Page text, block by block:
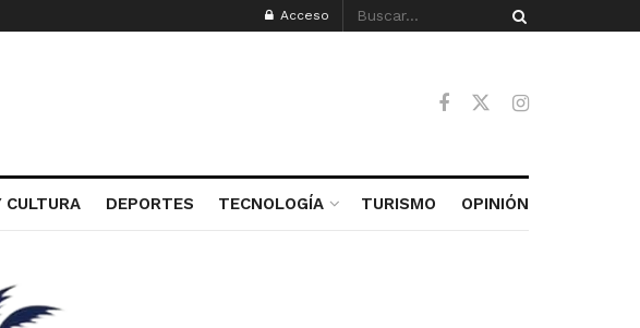
Acceso
CULTURA DEPORTES TECNOLOGÍA TURISMO OPINIÓN